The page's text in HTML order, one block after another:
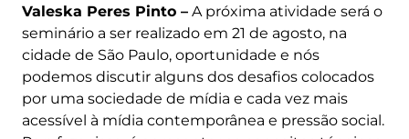
Valeska Peres Pinto – A próxima atividade será o
seminário a ser realizado em 21 de agosto, na
cidade de São Paulo, oportunidade e nós
podemos discutir alguns dos desafios colocados
por uma sociedade de mídia e cada vez mais
acessível à mídia contemporânea e pressão social.